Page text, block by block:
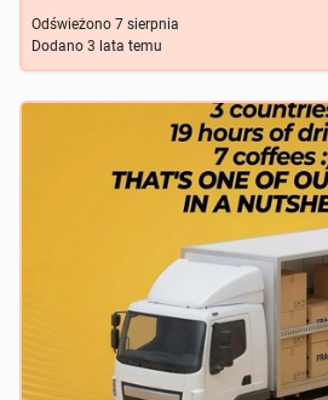
Odświeżono 7 sierpnia
Dodano 3 lata temu